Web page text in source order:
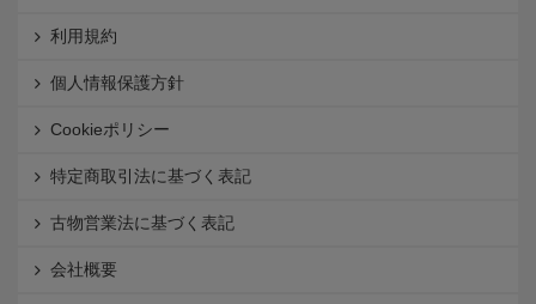
利用規約
個人情報保護方針
Cookieポリシー
特定商取引法に基づく表記
古物営業法に基づく表記
会社概要